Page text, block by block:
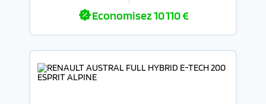
Economisez10 110 €